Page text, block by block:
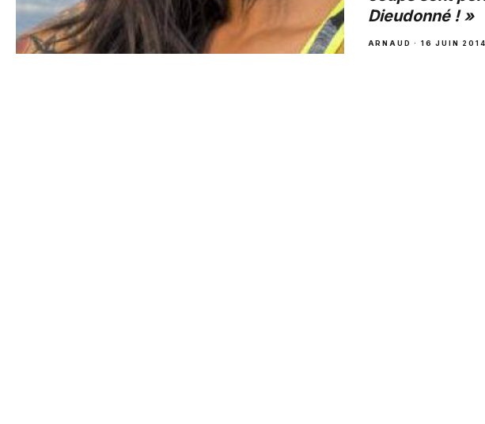
Dieudonné ! »
ARNAUD · 16 JUIN 2014